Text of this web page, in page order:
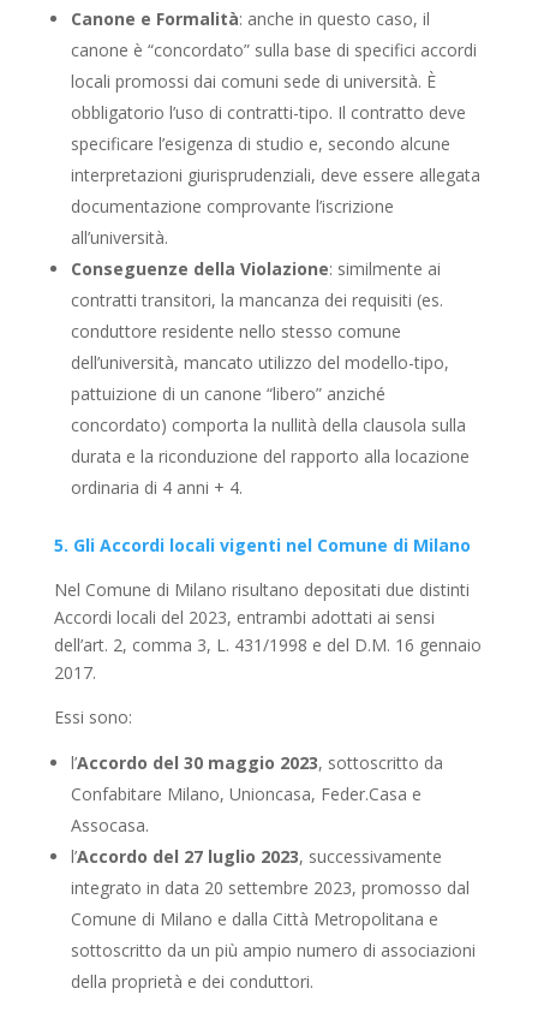
Canone e Formalità: anche in questo caso, il
canone è “concordato” sulla base di specifici accordi
locali promossi dai comuni sede di università. È
obbligatorio l’uso di contratti-tipo. Il contratto deve
specificare l’esigenza di studio e, secondo alcune
interpretazioni giurisprudenziali, deve essere allegata
documentazione comprovante l’iscrizione
all’università.
Conseguenze della Violazione: similmente ai
contratti transitori, la mancanza dei requisiti (es.
conduttore residente nello stesso comune
dell’università, mancato utilizzo del modello-tipo,
pattuizione di un canone “libero” anziché
concordato) comporta la nullità della clausola sulla
durata e la riconduzione del rapporto alla locazione
ordinaria di 4 anni + 4.
5. Gli Accordi locali vigenti nel Comune di Milano
Nel Comune di Milano risultano depositati due distinti
Accordi locali del 2023, entrambi adottati ai sensi
dell’art. 2, comma 3, L. 431/1998 e del D.M. 16 gennaio
2017.
Essi sono:
l’Accordo del 30 maggio 2023, sottoscritto da
Confabitare Milano, Unioncasa, Feder.Casa e
Assocasa.
l’Accordo del 27 luglio 2023, successivamente
integrato in data 20 settembre 2023, promosso dal
Comune di Milano e dalla Città Metropolitana e
sottoscritto da un più ampio numero di associazioni
della proprietà e dei conduttori.